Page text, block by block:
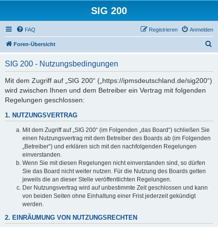
SIG 200
FAQ Anmelden
Registrieren
Foren-Übersicht
SIG 200 - Nutzungsbedingungen
Mit dem Zugriff auf „SIG 200“ („https://ipmsdeutschland.de/sig200“)
wird zwischen Ihnen und dem Betreiber ein Vertrag mit folgenden
Regelungen geschlossen:
1. NUTZUNGSVERTRAG
Mit dem Zugriff auf „SIG 200“ (im Folgenden „das Board“) schließen Sie
einen Nutzungsvertrag mit dem Betreiber des Boards ab (im Folgenden
„Betreiber“) und erklären sich mit den nachfolgenden Regelungen
einverstanden.
Wenn Sie mit diesen Regelungen nicht einverstanden sind, so dürfen
Sie das Board nicht weiter nutzen. Für die Nutzung des Boards gelten
jeweils die an dieser Stelle veröffentlichten Regelungen.
Der Nutzungsvertrag wird auf unbestimmte Zeit geschlossen und kann
von beiden Seiten ohne Einhaltung einer Frist jederzeit gekündigt
werden.
2. EINRÄUMUNG VON NUTZUNGSRECHTEN